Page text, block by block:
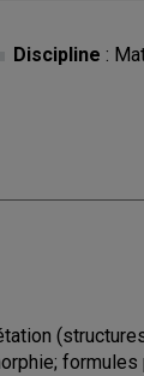
Discipline :